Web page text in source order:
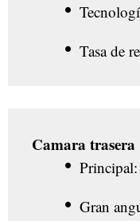
Tasa de
Camara trasera
Gran